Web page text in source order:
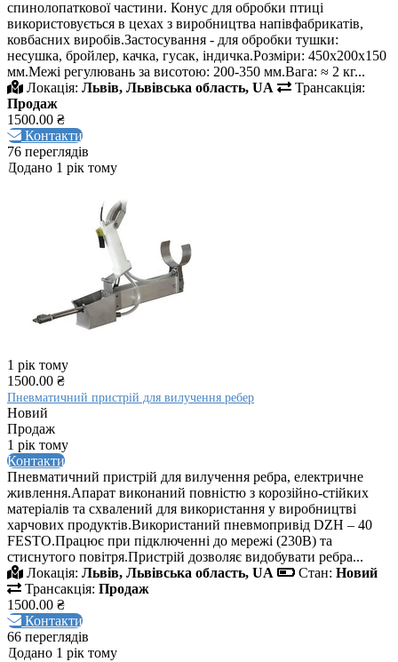
спинолопаткової частини. Конус для обробки птиці
використовується в цехах з виробництва напівфабрикатів,
ковбасних виробів.Застосування - для обробки тушки:
несушка, бройлер, качка, гусак, індичка.Розміри: 450х200х150
мм.Межі регулювань за висотою: 200-350 мм.Вага: ≈ 2 кг...
Локація: Львів, Львівська область, UA
Трансакція:
Продаж
1500.00 ₴
Контакти
76 переглядів
Додано 1 рік тому
1 рік тому
1500.00 ₴
Пневматичний пристрій для вилучення ребер
Новий
Продаж
1 рік тому
Контакти
Пневматичний пристрій для вилучення ребра, електричне
живлення.Апарат виконаний повністю з корозійно-стійких
матеріалів та схвалений для використання у виробництві
харчових продуктів.Використаний пневмопривід DZH – 40
FESTO.Працює при підключенні до мережі (230В) та
стиснутого повітря.Пристрій дозволяє видобувати ребра...
Локація: Львів, Львівська область, UA Стан: Новий
Трансакція: Продаж
1500.00 ₴
Контакти
66 переглядів
Додано 1 рік тому